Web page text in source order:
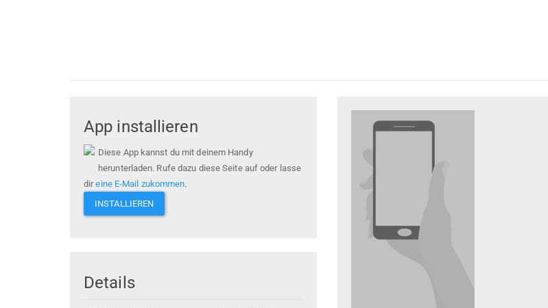
App installieren
Diese App kannst du mit deinem Handy
herunterladen. Rufe dazu diese Seite auf oder lasse
direine E-Mail zukommen.
INSTALLIEREN
Details